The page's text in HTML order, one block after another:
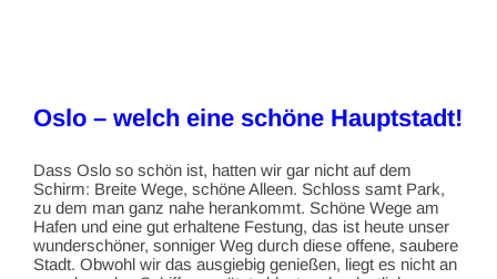
Oslo – welch eine schöne Hauptstadt!
Dass Oslo so schön ist, hatten wir gar nicht auf dem
Schirm: Breite Wege, schöne Alleen. Schloss samt Park,
zu dem man ganz nahe herankommt. Schöne Wege am
Hafen und eine gut erhaltene Festung, das ist heute unser
wunderschöner, sonniger Weg durch diese offene, saubere
Stadt. Obwohl wir das ausgiebig genießen, liegt es nicht an